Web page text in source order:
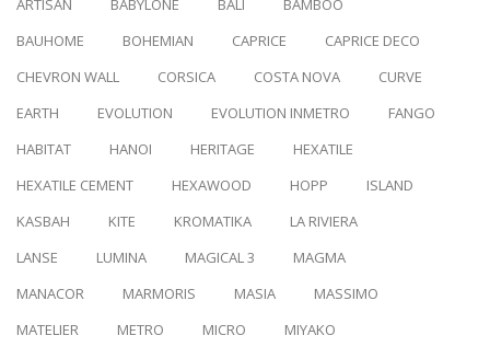
ARTISAN
BABYLONE BALI
BAMBOO
BAUHOME
BOHEMIAN CAPRICE
CAPRICE DECO
CHEVRON WALL
CORSICA COSTA NOVA
CURVE
EARTH
EVOLUTION EVOLUTION INMETRO
FANGO
HABITAT
HANOI HERITAGE
HEXATILE
HEXATILE CEMENT
HEXAWOOD HOPP
ISLAND
KASBAH
KITE KROMATIKA
LA RIVIERA
LANSE
LUMINA MAGICAL 3
MAGMA
MANACOR
MARMORIS MASIA
MASSIMO
MATELIER
METRO MICRO
MIYAKO